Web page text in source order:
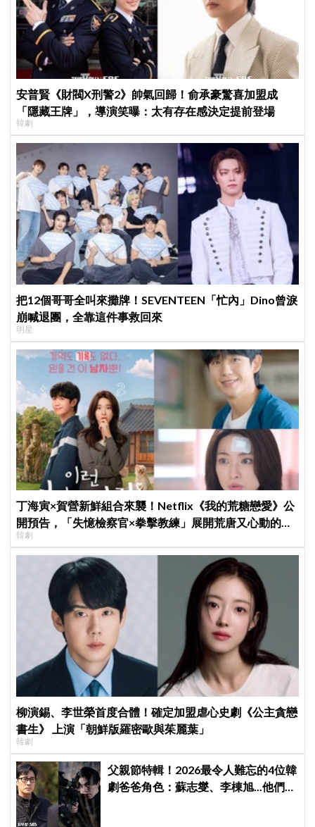
安普賢《財閥X刑警2》帥氣回歸！俞承豪驚喜加盟成
「隱藏王牌」，導演笑曝：太有存在感決定提前登場
韓劇
把12個哥哥全叫來攤牌！SEVENTEEN「忙內」Dino曾淚
崩喊退團，全靠這件事救回來
明星
丁海寅×賀營新鮮組合來襲！Netflix《我的荒糖戀愛》公
開預告，「失憶檢察官×拳擊教練」展開荒唐又心動的同
居戀愛
韓劇
柳演錫、李世榮首度合體！確定加盟虐心史劇《公主貪戀
書生》 上演「朝鮮版羅密歐與茱麗葉」
韓劇
父親節特輯！2026最令人難忘的4位韓
劇爸爸角色：蘇志燮、李棟旭...他們連